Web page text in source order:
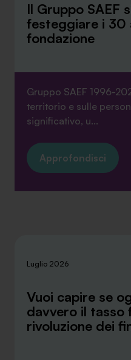
Il Gruppo SAEF
festeggiare i 30
fondazione
Gruppo SAEF 1996-
territorio e sulle
significativo, u...
Approfondisci
Luglio 2026
Vuoi capire se
davvero il tasso
rivoluzione dei